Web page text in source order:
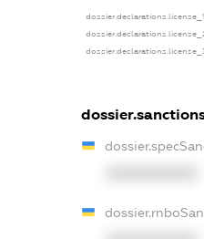
dossier.declarations.license_1